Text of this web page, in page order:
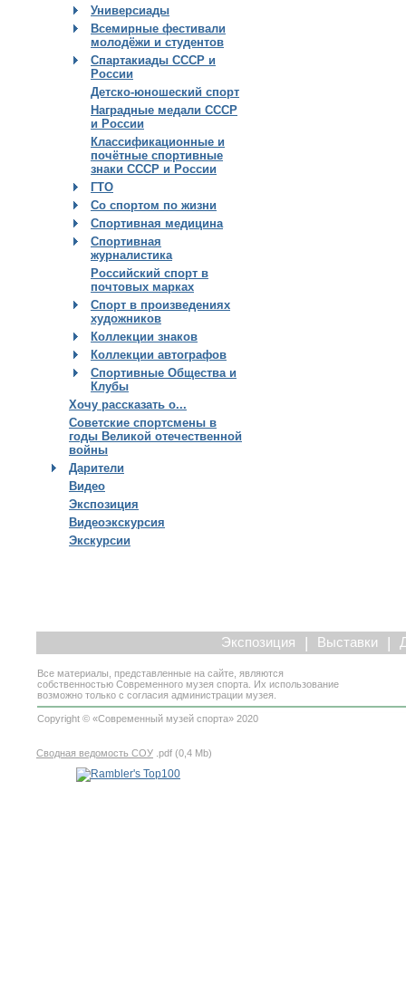
Универсиады
Всемирные фестивали
молодёжи и студентов
Спартакиады СССР и
России
Детско-юношеский спорт
Наградные медали СССР
и России
Классификационные и
почётные спортивные
знаки СССР и России
ГТО
Со спортом по жизни
Спортивная медицина
Спортивная
журналистика
Российский спорт в
почтовых марках
Спорт в произведениях
художников
Коллекции знаков
Коллекции автографов
Спортивные Общества и
Клубы
Хочу рассказать о...
Советские спортсмены в
годы Великой отечественной
войны
Дарители
Видео
Экспозиция
Видеоэкскурсия
Экскурсии
Экспозиция | Выставки |
Все материалы, представленные на сайте, являются
собственностью Современного музея спорта. Их использование
возможно только с согласия администрации музея.
Copyright © «Современный музей спорта» 2020
Сводная ведомость СОУ .pdf (0,4 Mb)